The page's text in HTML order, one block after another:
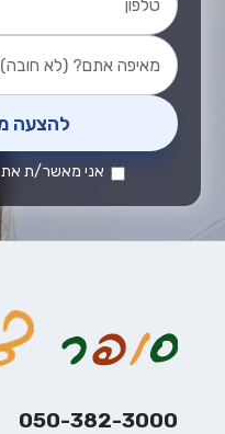
אני מאשר/ת את
050-382-3000